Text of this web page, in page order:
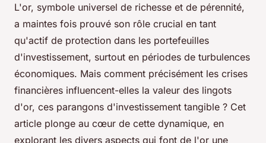
L'or, symbole universel de richesse et de pérennité,
a maintes fois prouvé son rôle crucial en tant
qu'actif de protection dans les portefeuilles
d'investissement, surtout en périodes de turbulences
économiques. Mais comment précisément les crises
financières influencent-elles la valeur des lingots
d'or, ces parangons d'investissement tangible ? Cet
article plonge au cœur de cette dynamique, en
explorant les divers aspects qui font de l'or une